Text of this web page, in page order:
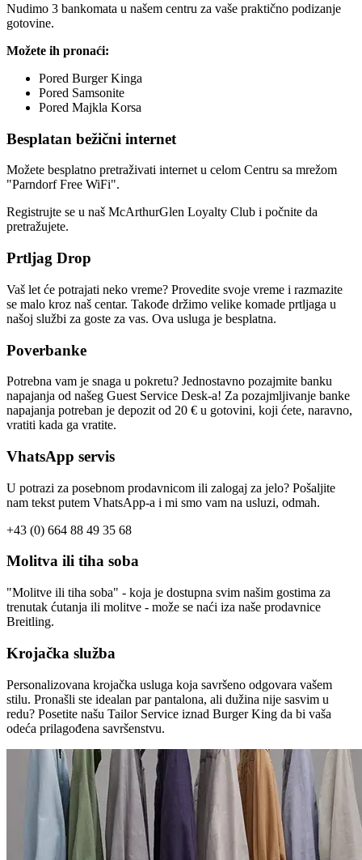
Nudimo 3 bankomata u našem centru za vaše praktično podizanje
gotovine.
Možete ih pronaći:
Pored Burger Kinga
Pored Samsonite
Pored Majkla Korsa
Besplatan bežični internet
Možete besplatno pretraživati internet u celom Centru sa mrežom
"Parndorf Free WiFi".
Registrujte se u naš McArthurGlen Loyalty Club i počnite da
pretražujete.
Prtljag Drop
Vaš let će potrajati neko vreme? Provedite svoje vreme i razmazite
se malo kroz naš centar. Takođe držimo velike komade prtljaga u
našoj službi za goste za vas. Ova usluga je besplatna.
Poverbanke
Potrebna vam je snaga u pokretu? Jednostavno pozajmite banku
napajanja od našeg Guest Service Desk-a! Za pozajmljivanje banke
napajanja potreban je depozit od 20 € u gotovini, koji ćete, naravno,
vratiti kada ga vratite.
VhatsApp servis
U potrazi za posebnom prodavnicom ili zalogaj za jelo? Pošaljite
nam tekst putem VhatsApp-a i mi smo vam na usluzi, odmah.
+43 (0) 664 88 49 35 68
Molitva ili tiha soba
"Molitve ili tiha soba" - koja je dostupna svim našim gostima za
trenutak ćutanja ili molitve - može se naći iza naše prodavnice
Breitling.
Krojačka služba
Personalizovana krojačka usluga koja savršeno odgovara vašem
stilu. Pronašli ste idealan par pantalona, ali dužina nije sasvim u
redu? Posetite našu Tailor Service iznad Burger King da bi vaša
odeća prilagođena savršenstvu.